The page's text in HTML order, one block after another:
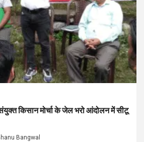
किसान मोर्चा के जेल भरो आंदोलन में सीटू
Bangwal